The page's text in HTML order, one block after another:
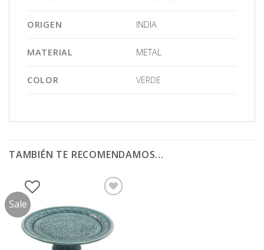
ORIGEN INDIA
MATERIAL METAL
COLOR VERDE
TAMBIÉN TE RECOMENDAMOS…
Sale